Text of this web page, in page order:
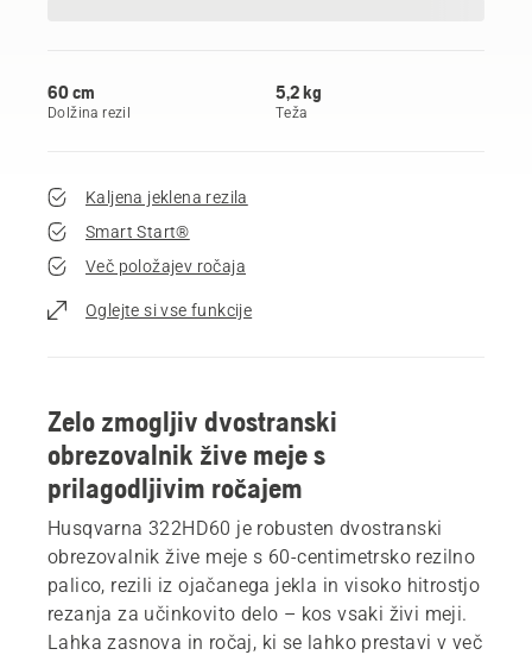
60 cm
Dolžina rezil
5,2 kg
Teža
Kaljena jeklena rezila
Smart Start®
Več položajev ročaja
Oglejte si vse funkcije
Zelo zmogljiv dvostranski
obrezovalnik žive meje s
prilagodljivim ročajem
Husqvarna 322HD60 je robusten dvostranski
obrezovalnik žive meje s 60-centimetrsko rezilno
palico, rezili iz ojačanega jekla in visoko hitrostjo
rezanja za učinkovito delo – kos vsaki živi meji.
Lahka zasnova in ročaj, ki se lahko prestavi v več